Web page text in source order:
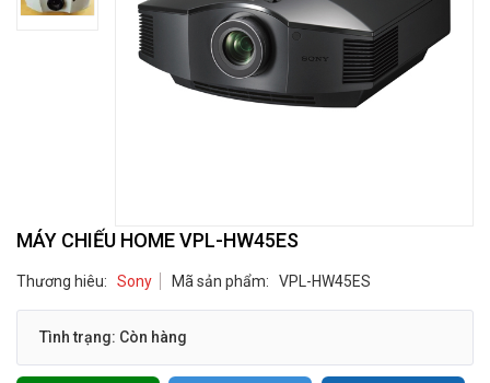
MÁY CHIẾU HOME VPL-HW45ES
Thương hiêu: Sony Mã sản phẩm: VPL-HW45ES
Tình trạng: Còn hàng